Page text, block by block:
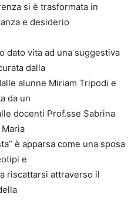
si è trasformata in
e desiderio
dato vita ad una suggestiva
dalla
alunne Miriam Tripodi e
da un
docenti Prof.sse Sabrina
è apparsa come una sposa
e
riscattarsi attraverso il